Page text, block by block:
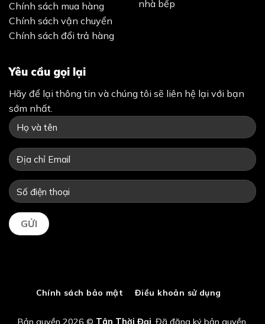
Chính sách mua hàng
Chính sách vận chuyển
Chính sách đổi trả hàng
nhà bếp
Yêu cầu gọi lại
Hãy để lại thông tin và chúng tôi sẽ liên hệ lại với bạn
sớm nhất.
Chính sách bảo mật Điều khoản sử dụng
Bản quyền 2026 © Tân Thời Đại . Đã đăng ký bản quyền.